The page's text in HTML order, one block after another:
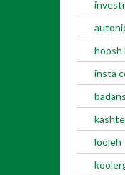
hoosh
insta
looleh